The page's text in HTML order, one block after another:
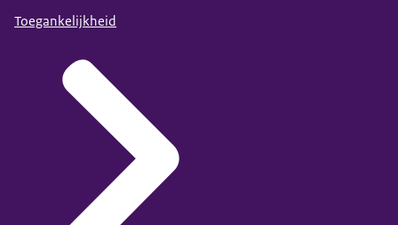
Toegankelijkheid